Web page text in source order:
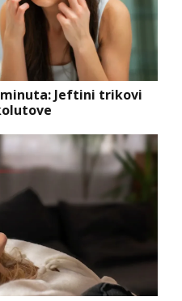
minuta: Jeftini trikovi